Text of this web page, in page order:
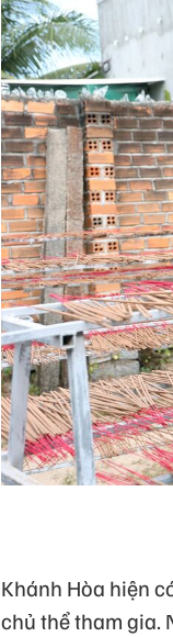
Khánh Hòa hiện
chủ thể tham gia.